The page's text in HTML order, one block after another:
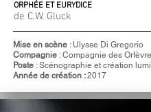
ORPHÉE ET EURYDICE
de C.W. Gluck
Mise en scène : Ulysse Di Gregorio
Compagnie : Compagnie des
Poste : Scénographie et création
Année de création :2017